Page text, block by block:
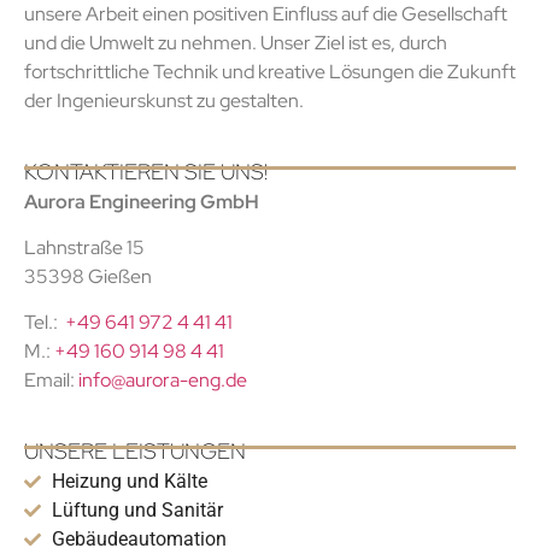
unsere Arbeit einen positiven Einfluss auf die Gesellschaft
und die Umwelt zu nehmen. Unser Ziel ist es, durch
fortschrittliche Technik und kreative Lösungen die Zukunft
der Ingenieurskunst zu gestalten.
KONTAKTIEREN SIE UNS!
Aurora Engineering GmbH
Lahnstraße 15
35398 Gießen
Tel.: +49 641 972 4 41 41
M.: +49 160 914 98 4 41
Email: info@aurora-eng.de
UNSERE LEISTUNGEN
Heizung und Kälte
Lüftung und Sanitär
Gebäudeautomation